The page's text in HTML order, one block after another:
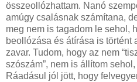
összeollózhattam. Nanó
amúgy csalásnak számítana,
meg nem is tagadom le sehol,
beollózása és átírása is történt
zavar. Tudom, hogy az nem
szószám”, nem is állítom
Ráadásul jól jött, hogy